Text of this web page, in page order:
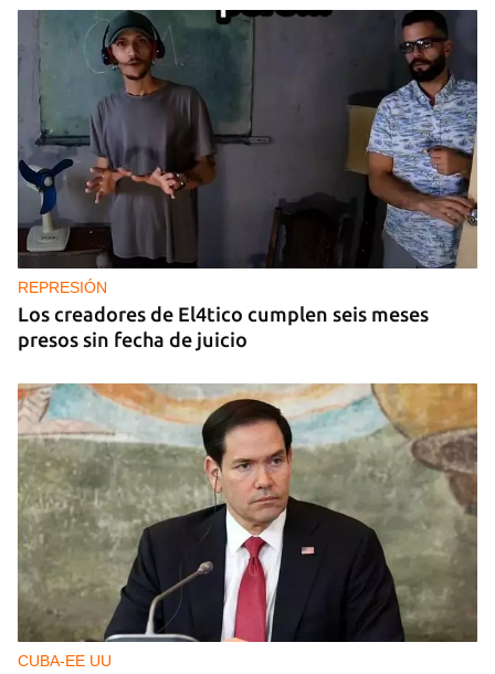
REPRESIÓN
Los creadores de El4tico cumplen seis meses
presos sin fecha de juicio
CUBA-EE UU